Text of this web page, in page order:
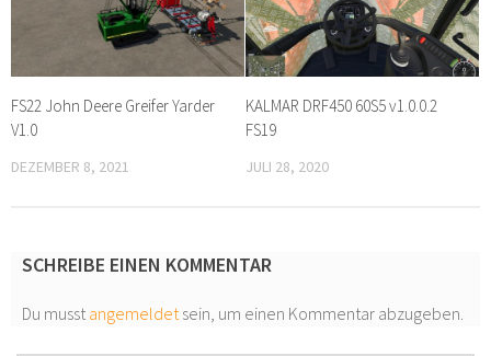
FS22 John Deere Greifer Yarder
V1.0
DEZEMBER 8, 2021
KALMAR DRF450 60S5 v1.0.0.2
FS19
JULI 28, 2020
SCHREIBE EINEN KOMMENTAR
Du musstangemeldetsein, um einen Kommentar abzugeben.